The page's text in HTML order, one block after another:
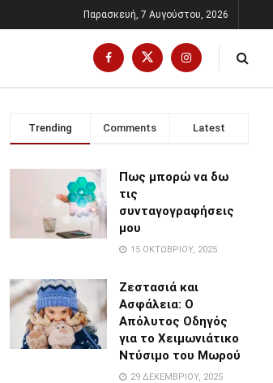
Παρασκευή, 7 Αυγούστου, 2026
Trending Comments Latest
Πως μπορώ να δω
τις
συνταγογραφήσεις
μου
15 ΟΚΤΩΒΡΊΟΥ, 2025
Ζεστασιά και
Ασφάλεια: Ο
Απόλυτος Οδηγός
για το Χειμωνιάτικο
Ντύσιμο του Μωρού
29 ΔΕΚΕΜΒΡΊΟΥ, 2025